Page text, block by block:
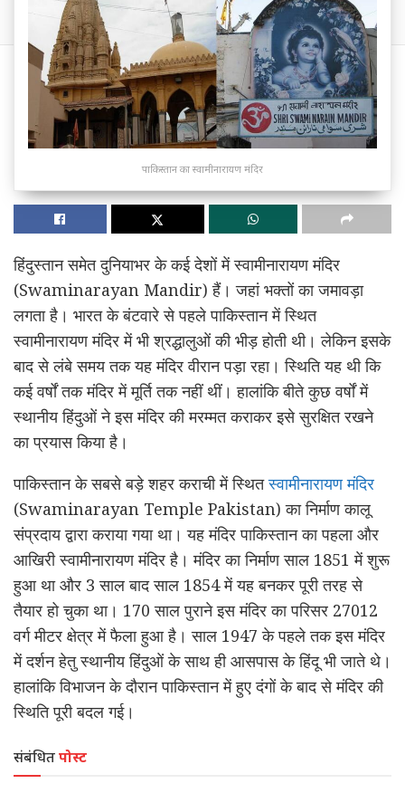
पाकिस्तान का स्वामीनारायण मंदिर
हिंदुस्तान समेत दुनियाभर के कई देशों में स्वामीनारायण मंदिर
(Swaminarayan Mandir) हैं। जहां भक्तों का जमावड़ा
लगता है। भारत के बंटवारे से पहले पाकिस्तान में स्थित
स्वामीनारायण मंदिर में भी श्रद्धालुओं की भीड़ होती थी। लेकिन इसके
बाद से लंबे समय तक यह मंदिर वीरान पड़ा रहा। स्थिति यह थी कि
कई वर्षों तक मंदिर में मूर्ति तक नहीं थीं। हालांकि बीते कुछ वर्षों में
स्थानीय हिंदुओं ने इस मंदिर की मरम्मत कराकर इसे सुरक्षित रखने
का प्रयास किया है।
पाकिस्तान के सबसे बड़े शहर कराची में स्थितस्वामीनारायण मंदिर
(Swaminarayan Temple Pakistan) का निर्माण कालू
संप्रदाय द्वारा कराया गया था। यह मंदिर पाकिस्तान का पहला और
आखिरी स्वामीनारायण मंदिर है। मंदिर का निर्माण साल 1851 में शुरू
हुआ था और 3 साल बाद साल 1854 में यह बनकर पूरी तरह से
तैयार हो चुका था। 170 साल पुराने इस मंदिर का परिसर 27012
वर्ग मीटर क्षेत्र में फैला हुआ है। साल 1947 के पहले तक इस मंदिर
में दर्शन हेतु स्थानीय हिंदुओं के साथ ही आसपास के हिंदू भी जाते थे।
हालांकि विभाजन के दौरान पाकिस्तान में हुए दंगों के बाद से मंदिर की
स्थिति पूरी बदल गई।
संबंधितपोस्ट